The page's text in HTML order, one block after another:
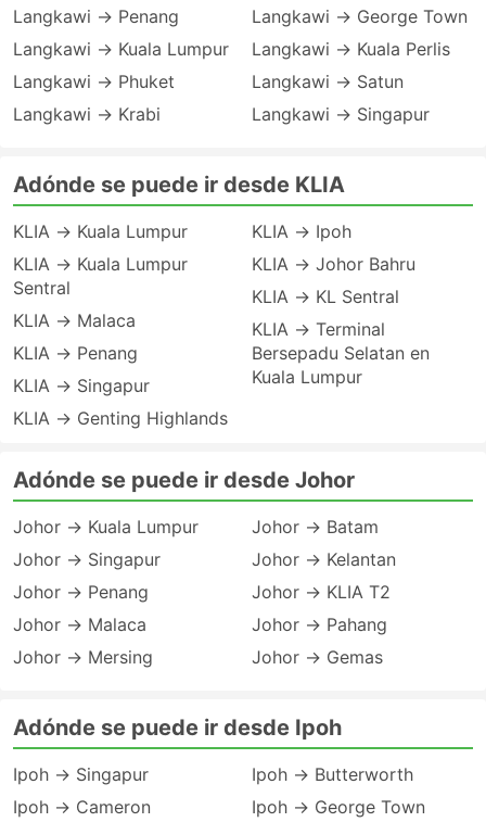
Langkawi → Penang
Langkawi → Kuala Lumpur
Langkawi → Phuket
Langkawi → Krabi
Langkawi → George Town
Langkawi → Kuala Perlis
Langkawi → Satun
Langkawi → Singapur
Adónde se puede ir desde KLIA
KLIA → Kuala Lumpur
KLIA → Kuala Lumpur
Sentral
KLIA → Malaca
KLIA → Penang
KLIA → Singapur
KLIA → Genting Highlands
KLIA → Ipoh
KLIA → Johor Bahru
KLIA → KL Sentral
KLIA → Terminal
Bersepadu Selatan en
Kuala Lumpur
Adónde se puede ir desde Johor
Johor → Kuala Lumpur
Johor → Singapur
Johor → Penang
Johor → Malaca
Johor → Mersing
Johor → Batam
Johor → Kelantan
Johor → KLIA T2
Johor → Pahang
Johor → Gemas
Adónde se puede ir desde Ipoh
Ipoh → Singapur
Ipoh → Cameron
Ipoh → Butterworth
Ipoh → George Town